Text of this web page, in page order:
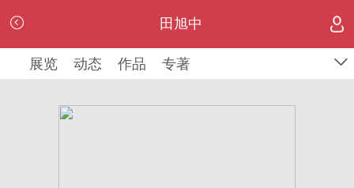
田旭中
展览 动态 作品 专著
田旭中
展览 动态 作品 专著